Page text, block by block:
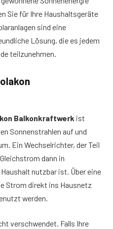
Sie für Ihre Haushaltsgeräte
sind eine
Lösung, die es jedem
teilzunehmen.
Balkonkraftwerk ist
Sonnenstrahlen auf und
Ein Wechselrichter, der Teil
dann in
nutzbar ist. Über eine
Strom direkt ins Hausnetz
werden.
verschwendet. Falls Ihre